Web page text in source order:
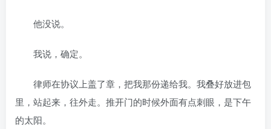
他没说。
我说，确定。
律师在协议上盖了章，把我那份递给我。我叠好放进包
里，站起来，往外走。推开门的时候外面有点刺眼，是下午
的太阳。